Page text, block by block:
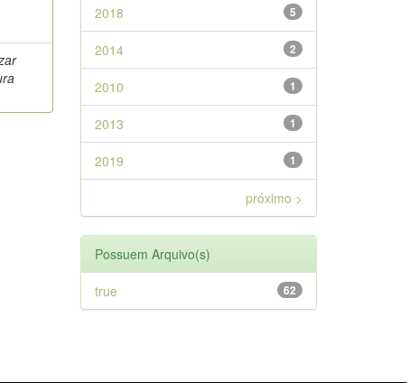
5
2018
2
2014
1
2010
1
2013
1
2019
próximo >
Possuem Arquivo(s)
62
true